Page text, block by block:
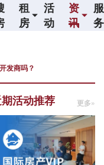
租
房
活
动
资
讯
服
务
发商吗？
活动推荐 更多»